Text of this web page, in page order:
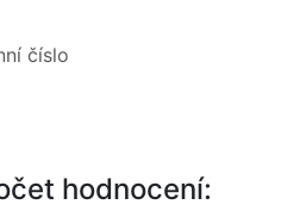
číslo
hodnocení: